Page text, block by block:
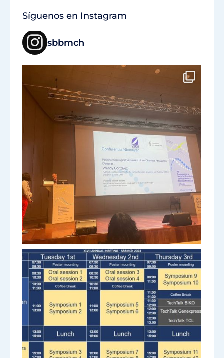
Síguenos en Instagram
sbbmch